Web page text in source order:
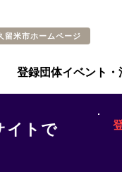
留米市ホームページ
登録団体イベント
イトで